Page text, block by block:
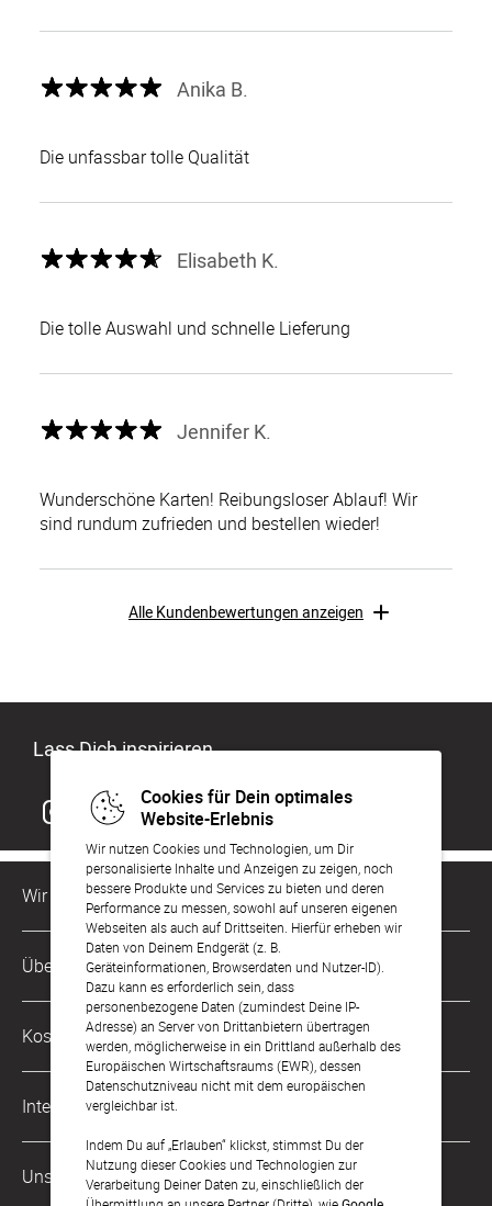
Cookies für Dein optimales
Website-Erlebnis
Wir nutzen Cookies und Technologien, um Dir
personalisierte Inhalte und Anzeigen zu zeigen, noch
bessere Produkte und Services zu bieten und deren
Performance zu messen, sowohl auf unseren eigenen
Webseiten als auch auf Drittseiten. Hierfür erheben wir
Daten von Deinem Endgerät (z. B.
Geräteinformationen, Browserdaten und Nutzer-ID).
Dazu kann es erforderlich sein, dass
personenbezogene Daten (zumindest Deine IP-
Adresse) an Server von Drittanbietern übertragen
werden, möglicherweise in ein Drittland außerhalb des
Europäischen Wirtschaftsraums (EWR), dessen
Datenschutzniveau nicht mit dem europäischen
vergleichbar ist.
Indem Du auf „Erlauben“ klickst, stimmst Du der
Nutzung dieser Cookies und Technologien zur
Verarbeitung Deiner Daten zu, einschließlich der
Anika B.
Die unfassbar tolle Qualität
Elisabeth K.
Die tolle Auswahl und schnelle Lieferung
Jennifer K.
Wunderschöne Karten! Reibungsloser Ablauf! Wir
sind rundum zufrieden und bestellen wieder!
Alle Kundenbewertungen anzeigen
Lass Dich inspirieren
Wir sind für Dich da
Kundenservice-Hotline
0221 956 725 10
Mo. - Fr. von 9 bis 17 Uhr
kontakt@sendmoments.de
Über Uns
Philosophie
Karriere
Impressum
AGB & Widerrufsrecht
Zahlung & Versand
Kostenlose Services
Musterkarten
Digitale Gästelisten
International
Österreich
Schweiz
Unsere Zahlungsarten